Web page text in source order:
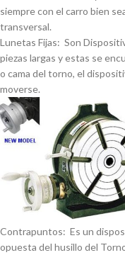
siempre con el carro bien
transversal.
Lunetas Fijas: Son
piezas largas y estas se
o cama del torno, el
moverse.
Contrapuntos: Es un
opuesta del husillo del